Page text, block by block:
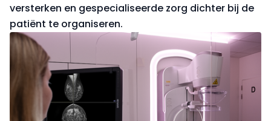
versterken en gespecialiseerde zorg dichter bij de
patiënt te organiseren.